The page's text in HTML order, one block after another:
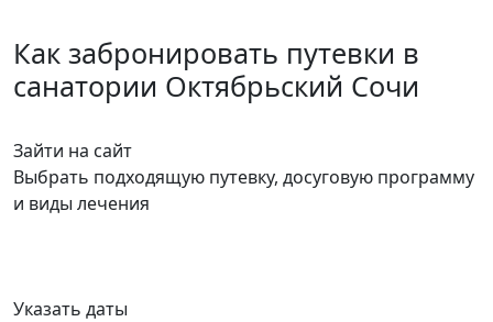
Как забронировать путевки в
санатории Октябрьский Сочи
Зайти на сайт
Выбрать подходящую путевку, досуговую программу
и виды лечения
Указать даты